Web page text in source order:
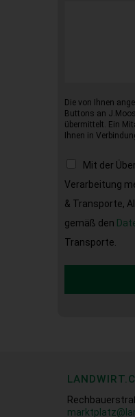
Die von Ihnen
Buttons an
übermittelt. Ein
Ihnen in
Mit der
Verarbeitung
& Transporte,
gemäß den
Transporte.